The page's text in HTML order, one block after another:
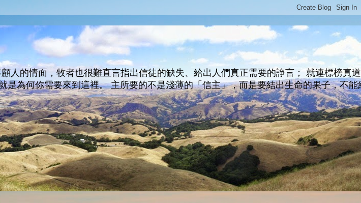
人的情面，牧者也很難直言指出信徒的缺失、給出人們真正需要的諍言； 就連標榜真
為何你需要來到這裡。 主所要的不是淺薄的「信主」，而是要結出生命的果子，不能